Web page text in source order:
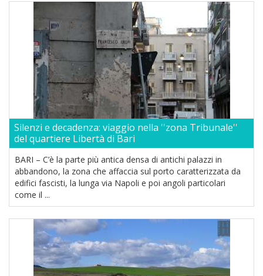
Silenzi e decadenza: viaggio nella ''zona Tribunale''
del quartiere Libertà di Bari
BARI – C’è la parte più antica densa di antichi palazzi in
abbandono, la zona che affaccia sul porto caratterizzata da
edifici fascisti, la lunga via Napoli e poi angoli particolari
come il ...